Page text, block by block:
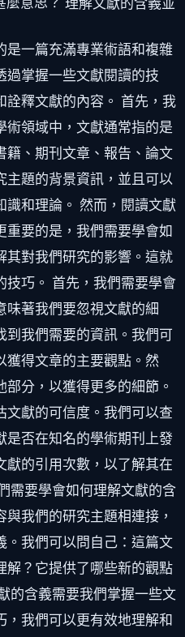
是一篇充滿專業術語和複雜
過掌握一些文獻閱讀的技
詮釋文獻的內容。 首先，我
術領域中，文獻通常指的是
籍、期刊文章、報告、論文
主題的背景資訊，並且可以
識和理論。 然而，閱讀文獻
重要的是，我們需要學會如
其對我們研究的影響。這就
技巧。 首先，我們需要學會
味著我們要忽視文獻的細
到我們需要的資訊。我們可
獲得文章的主要觀點。然
分，以獲得更多的細節。
文獻的可信度。我們可以查
是否在知名的學術期刊上發
獻的引用次數，以了解其在
需要學會如何理解文獻的含
我們的研究主題相連接，
。我們可以問自己：這篇文
解？它提供了哪些新的觀點
的含義需要我們掌握一些文
，我們可以更有效地理解和